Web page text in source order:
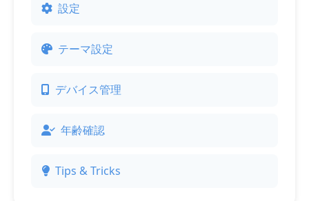
設定
テーマ設定
デバイス管理
年齢確認
Tips & Tricks